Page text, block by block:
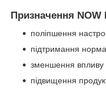
Призначення NOW
поліпшення
підтримання
зменшення впливу
підвищення